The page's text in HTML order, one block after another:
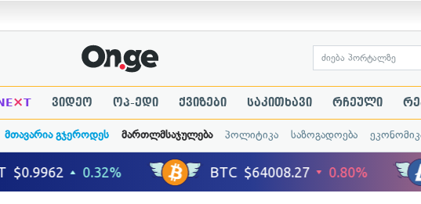
×T ვიდეო ოპ-ედი ქვიზები საკითხავი რჩეული
მთავარია გჯეროდეს მართლმსაჯულება პოლიტიკა საზოგადოება